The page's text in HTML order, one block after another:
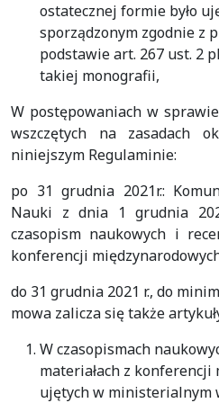
ostatecznej formie było
sporządzonym zgodnie z
podstawie art. 267 ust. 2
takiej monografii,
W postępowaniach w
wszczętych na zasadach
niniejszym Regulaminie:
po 31 grudnia 2021r.:
Nauki z dnia 1 grudnia
czasopism naukowych i
konferencji
do 31 grudnia 2021 r., do
mowa zalicza się także
W czasopismach
materiałach z konferencji
ujętych w ministerialnym